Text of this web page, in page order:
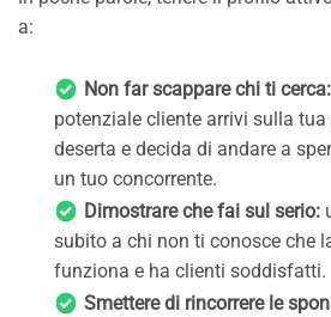
a:
Non far scappare chi ti cerca:
potenziale cliente arrivi sulla tua
deserta e decida di andare a
un tuo concorrente.
Dimostrare che fai sul serio:
subito a chi non ti conosce che
funziona e ha clienti soddisfatti.
Smettere di rincorrere le